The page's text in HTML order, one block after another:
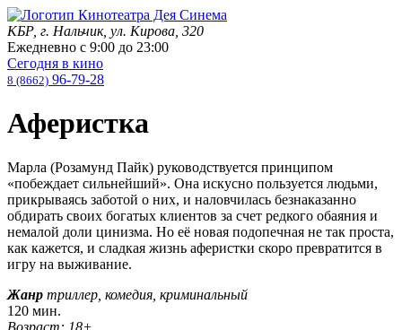
КБР, г. Нальчик, ул. Кирова, 320
Ежедневно с 9:00 до 23:00
Сегодня в кино
8 (8662) 96-79-28
Аферистка
Марла (Розамунд Пайк) руководствуется принципом
«побеждает сильнейший». Она искусно пользуется людьми,
прикрываясь заботой о них, и наловчилась безнаказанно
обдирать своих богатых клиентов за счет редкого обаяния и
немалой доли цинизма. Но её новая подопечная не так проста,
как кажется, и сладкая жизнь аферистки скоро превратится в
игру на выживание.
Жанр триллер, комедия, криминальный
120 мин.
Возраст: 18+